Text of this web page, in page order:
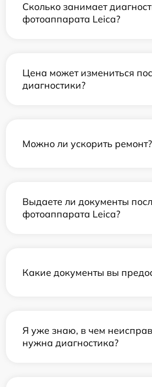
Сколько занимает
фотоаппарата Leica?
Цена может измениться
диагностики?
Можно ли ускорить ремонт?
Выдаете ли документы
фотоаппарата Leica?
Какие документы вы
Я уже знаю, в чем
нужна диагностика?